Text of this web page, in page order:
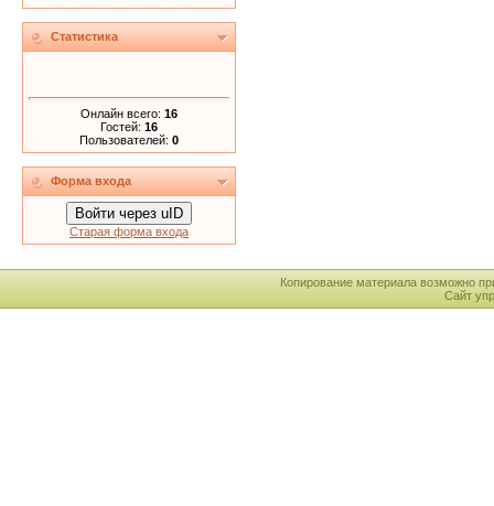
Статистика
Онлайн всего: 16
Гостей: 16
Пользователей: 0
Форма входа
Войти через uID
Старая форма входа
Копирование материала возможно
Сайт